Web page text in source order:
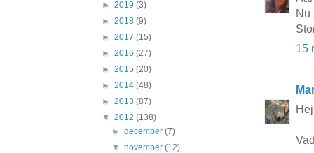
Nu
15
► 2019 (3)
► 2018 (9)
► 2017 (15)
► 2016 (27)
► 2015 (20)
► 2014 (48)
► 2013 (87)
▼ 2012 (138)
►december(7)
▼november(12)